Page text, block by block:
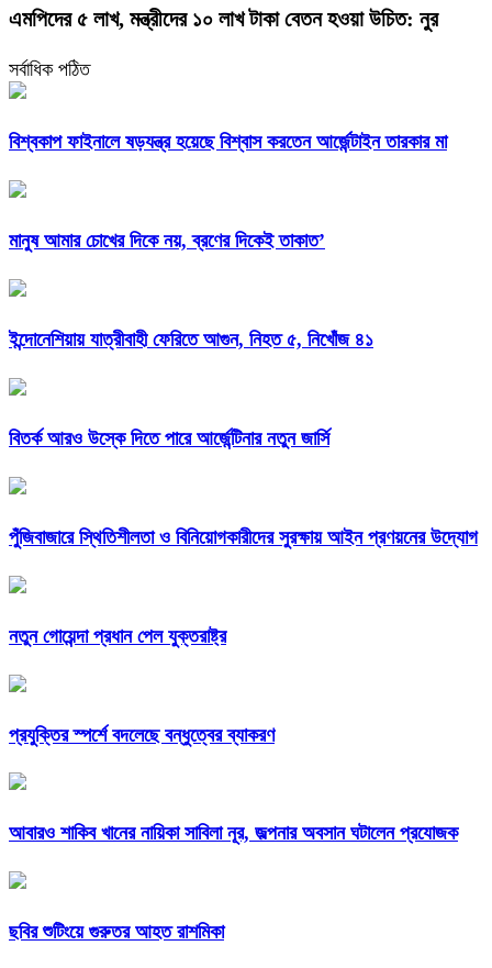
এমপিদের ৫ লাখ, মন্ত্রীদের ১০ লাখ টাকা বেতন হওয়া উচিত: নুর
সর্বাধিক পঠিত
বিশ্বকাপ ফাইনালে ষড়যন্ত্র হয়েছে বিশ্বাস করতেন আর্জেন্টাইন তারকার মা
মানুষ আমার চোখের দিকে নয়, ব্রণের দিকেই তাকাত’
ইন্দোনেশিয়ায় যাত্রীবাহী ফেরিতে আগুন, নিহত ৫, নিখোঁজ ৪১
বিতর্ক আরও উস্কে দিতে পারে আর্জেন্টিনার নতুন জার্সি
পুঁজিবাজারে স্থিতিশীলতা ও বিনিয়োগকারীদের সুরক্ষায় আইন প্রণয়নের উদ্যোগ
নতুন গোয়েন্দা প্রধান পেল যুক্তরাষ্ট্র
প্রযুক্তির স্পর্শে বদলেছে বন্ধুত্বের ব্যাকরণ
আবারও শাকিব খানের নায়িকা সাবিলা নূর, জল্পনার অবসান ঘটালেন প্রযোজক
ছবির শুটিংয়ে গুরুতর আহত রাশমিকা